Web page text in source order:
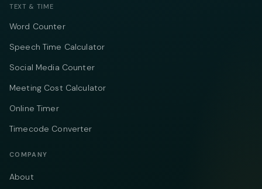
TEXT & TIME
Word Counter
Speech Time Calculator
Social Media Counter
Meeting Cost Calculator
Online Timer
Timecode Converter
COMPANY
About